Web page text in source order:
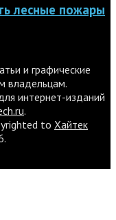
лесные пожары
и графические
владельцам.
интернет-изданий
.
to Хайтек